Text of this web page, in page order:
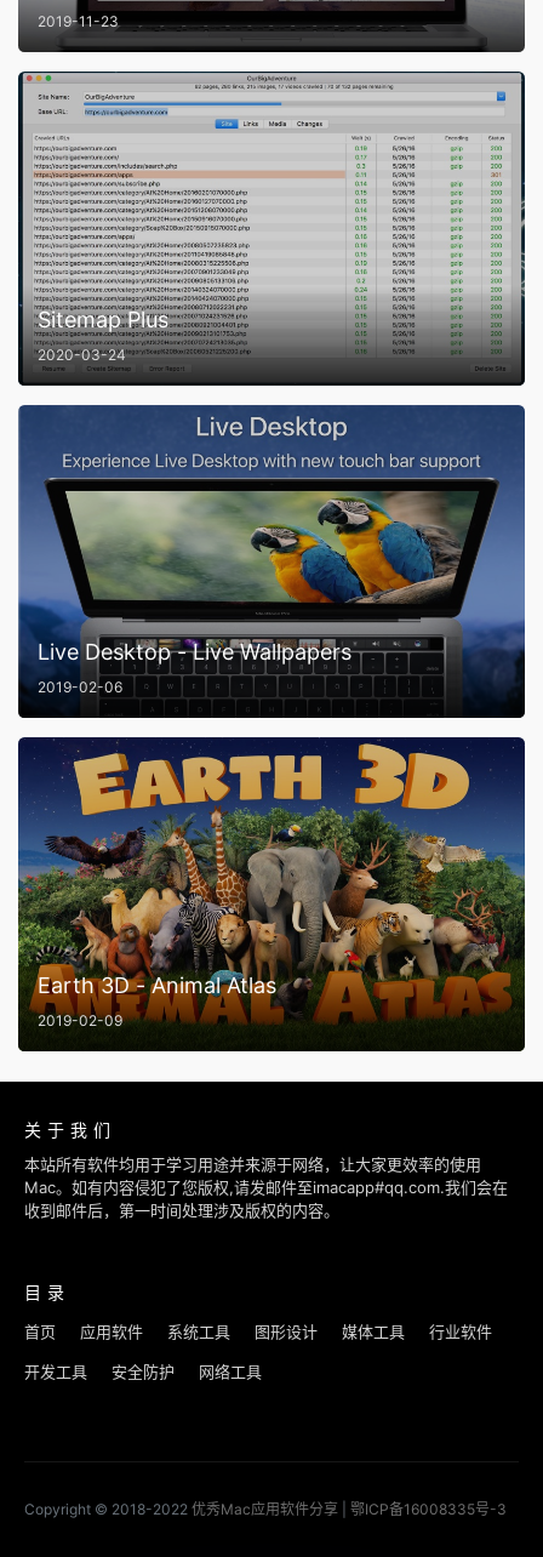
2019-11-23
Sitemap Plus
2020-03-24
Live Desktop - Live Wallpapers
2019-02-06
Earth 3D - Animal Atlas
2019-02-09
关于我们
本站所有软件均用于学习用途并来源于网络，让大家更效率的使用
Mac。如有内容侵犯了您版权,请发邮件至imacapp#qq.com.我们会在
收到邮件后，第一时间处理涉及版权的内容。
目录
首页 应用软件 系统工具 图形设计 媒体工具 行业软件
开发工具 安全防护 网络工具
Copyright © 2018-2022 优秀Mac应用软件分享 鄂ICP备16008335号-3